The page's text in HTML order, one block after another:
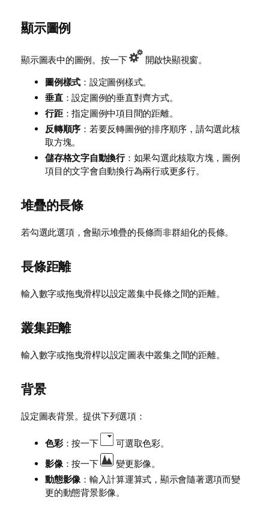
顯示圖例
顯示圖表中的圖例。按一下
開啟快顯視窗。
圖例樣式 ：設定圖例樣式。
垂直：設定圖例的垂直對齊方式。
行距：指定圖例中項目間的距離。
反轉順序 ：若要反轉圖例的排序順序，請勾選此核
取方塊。
儲存格文字自動換行：如果勾選此核取方塊，圖例
項目的文字會自動換行為兩行或更多行。
堆疊的長條
若勾選此選項，會顯示堆疊的長條而非群組化的長條。
長條距離
輸入數字或拖曳滑桿以設定叢集中長條之間的距離。
叢集距離
輸入數字或拖曳滑桿以設定圖表中叢集之間的距離。
背景
設定圖表背景。提供下列選項：
色彩：按一下
可選取色彩。
影像：按一下
變更影像。
動態影像：輸入計算運算式，顯示會隨著選項而變
更的動態背景影像。